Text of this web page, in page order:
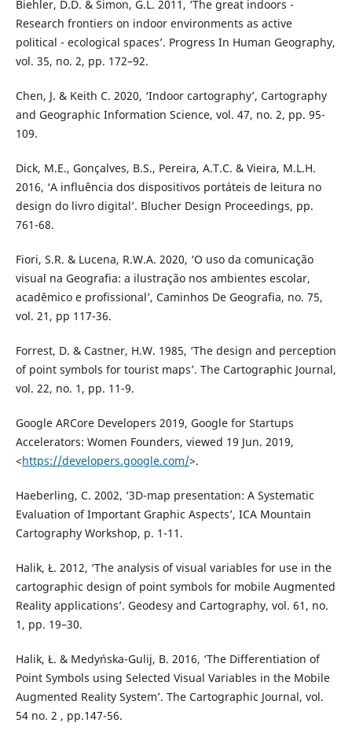
Biehler, D.D. & Simon, G.L. 2011, ‘The great indoors -
Research frontiers on indoor environments as active
political - ecological spaces’. Progress In Human Geography,
vol. 35, no. 2, pp. 172–92.
Chen, J. & Keith C. 2020, ‘Indoor cartography’, Cartography
and Geographic Information Science, vol. 47, no. 2, pp. 95-
109.
Dick, M.E., Gonçalves, B.S., Pereira, A.T.C. & Vieira, M.L.H.
2016, ‘A influência dos dispositivos portáteis de leitura no
design do livro digital’. Blucher Design Proceedings, pp.
761-68.
Fiori, S.R. & Lucena, R.W.A. 2020, ‘O uso da comunicação
visual na Geografia: a ilustração nos ambientes escolar,
acadêmico e profissional’, Caminhos De Geografia, no. 75,
vol. 21, pp 117-36.
Forrest, D. & Castner, H.W. 1985, ‘The design and perception
of point symbols for tourist maps’. The Cartographic Journal,
vol. 22, no. 1, pp. 11-9.
Google ARCore Developers 2019, Google for Startups
Accelerators: Women Founders, viewed 19 Jun. 2019,
<https://developers.google.com/>.
Haeberling, C. 2002, ‘3D-map presentation: A Systematic
Evaluation of Important Graphic Aspects’, ICA Mountain
Cartography Workshop, p. 1-11.
Halik, Ł. 2012, ‘The analysis of visual variables for use in the
cartographic design of point symbols for mobile Augmented
Reality applications’. Geodesy and Cartography, vol. 61, no.
1, pp. 19–30.
Halik, Ł. & Medyńska-Gulij, B. 2016, ‘The Differentiation of
Point Symbols using Selected Visual Variables in the Mobile
Augmented Reality System’. The Cartographic Journal, vol.
54 no. 2 , pp.147-56.